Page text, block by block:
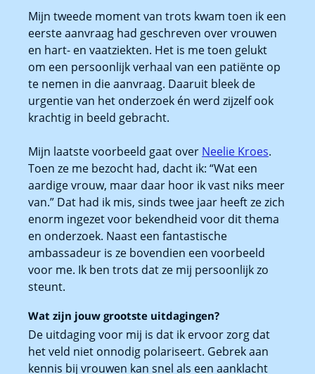
Mijn tweede moment van trots kwam toen ik een
eerste aanvraag had geschreven over vrouwen
en hart- en vaatziekten. Het is me toen gelukt
om een persoonlijk verhaal van een patiënte op
te nemen in die aanvraag. Daaruit bleek de
urgentie van het onderzoek én werd zijzelf ook
krachtig in beeld gebracht.
Mijn laatste voorbeeld gaat over Neelie Kroes.
Toen ze me bezocht had, dacht ik: “Wat een
aardige vrouw, maar daar hoor ik vast niks meer
van.” Dat had ik mis, sinds twee jaar heeft ze zich
enorm ingezet voor bekendheid voor dit thema
en onderzoek. Naast een fantastische
ambassadeur is ze bovendien een voorbeeld
voor me. Ik ben trots dat ze mij persoonlijk zo
steunt.
Wat zijn jouw grootste uitdagingen?
De uitdaging voor mij is dat ik ervoor zorg dat
het veld niet onnodig polariseert. Gebrek aan
kennis bij vrouwen kan snel als een aanklacht